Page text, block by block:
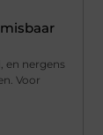
en nergens
Voor